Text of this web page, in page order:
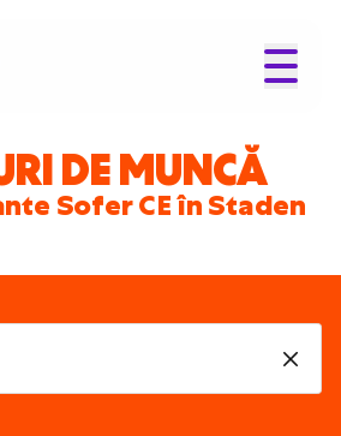
DE MUNCĂ
Sofer CE în Staden